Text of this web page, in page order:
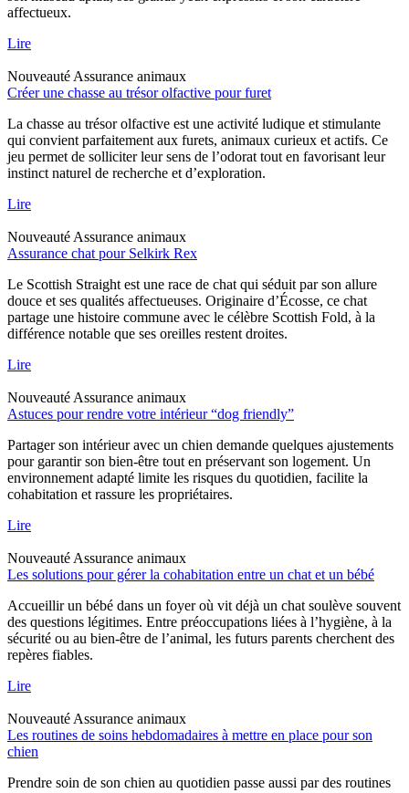
affectueux.
Lire
Nouveauté Assurance animaux
Créer une chasse au trésor olfactive pour furet
La chasse au trésor olfactive est une activité ludique et stimulante
qui convient parfaitement aux furets, animaux curieux et actifs. Ce
jeu permet de solliciter leur sens de l’odorat tout en favorisant leur
instinct naturel de recherche et d’exploration.
Lire
Nouveauté Assurance animaux
Assurance chat pour Selkirk Rex
Le Scottish Straight est une race de chat qui séduit par son allure
douce et ses qualités affectueuses. Originaire d’Écosse, ce chat
partage une histoire commune avec le célèbre Scottish Fold, à la
différence notable que ses oreilles restent droites.
Lire
Nouveauté Assurance animaux
Astuces pour rendre votre intérieur “dog friendly”
Partager son intérieur avec un chien demande quelques ajustements
pour garantir son bien-être tout en préservant son logement. Un
environnement adapté limite les risques du quotidien, facilite la
cohabitation et rassure les propriétaires.
Lire
Nouveauté Assurance animaux
Les solutions pour gérer la cohabitation entre un chat et un bébé
Accueillir un bébé dans un foyer où vit déjà un chat soulève souvent
des questions légitimes. Entre préoccupations liées à l’hygiène, à la
sécurité ou au bien-être de l’animal, les futurs parents cherchent des
repères fiables.
Lire
Nouveauté Assurance animaux
Les routines de soins hebdomadaires à mettre en place pour son
chien
Prendre soin de son chien au quotidien passe aussi par des routines